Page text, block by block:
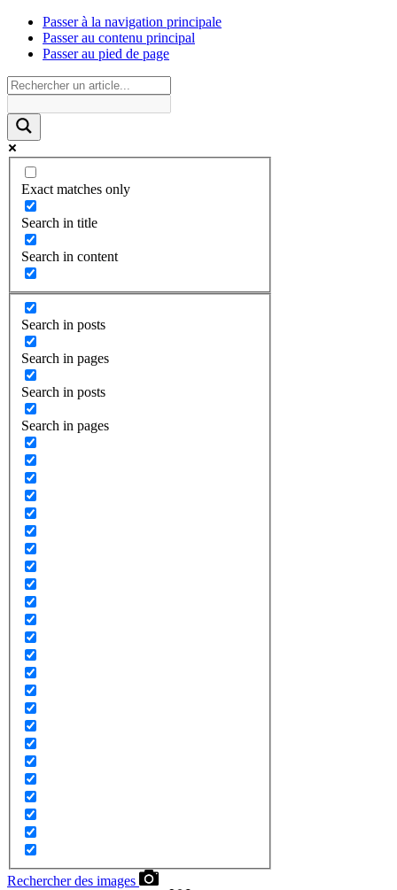
Passer à la navigation principale
Passer au contenu principal
Passer au pied de page
Exact matches only
Search in title
Search in content
Search in posts
Search in pages
Search in posts
Search in pages
Rechercher des images